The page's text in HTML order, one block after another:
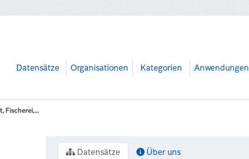
Datensätze Organisationen Kategorien Anwendungen
Fischerei,...
Datensätze Über uns